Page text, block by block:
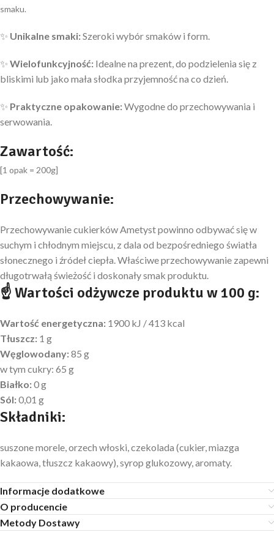
smaku.
✨ Unikalne smaki:Szeroki wybór smaków i form.
✨ Wielofunkcyjność: Idealne na prezent, do podzielenia się z
bliskimi lub jako mała słodka przyjemność na co dzień.
✨ Praktyczne opakowanie:Wygodne do przechowywania i
serwowania.
Zawartość:
[1 opak = 200g]
Przechowywanie:
Przechowywanie cukierków Ametyst powinno odbywać się w
suchym i chłodnym miejscu, z dala od bezpośredniego światła
słonecznego i źródeł ciepła. Właściwe przechowywanie zapewni
długotrwałą świeżość i doskonały smak produktu.
☝ Wartości odżywcze produktu w 100 g:
Wartość energetyczna: 1900 kJ / 413 kcal
Tłuszcz: 1 g
Węglowodany:85 g
w tym cukry: 65 g
Białko:0 g
Sól:0,01 g
Składniki:
suszone morele, orzech włoski, czekolada (cukier, miazga
kakaowa, tłuszcz kakaowy), syrop glukozowy, aromaty.
Informacje dodatkowe
O producencie
Metody Dostawy